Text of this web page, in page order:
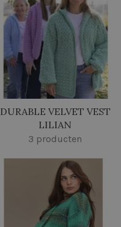
DURABLE VELVET VEST
LILIAN
3 producten